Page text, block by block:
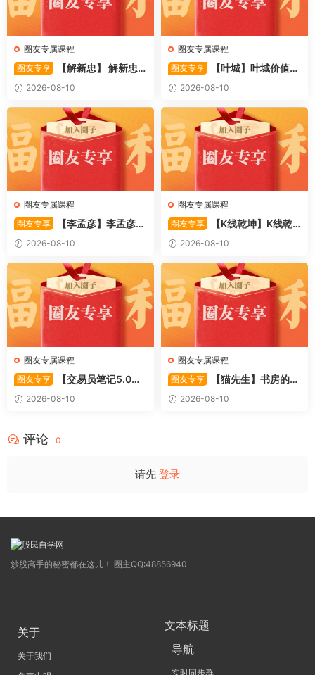
圈友专属课程
圈友专享
【解新忠】 解新忠2
015职业盘手的基础交易系统
8视频
2026-08-10
圈友专属课程
圈友专享
【叶城】叶城价值投
资训练营：D级研究员的交易
系统课 10视频
2026-08-10
圈友专属课程
圈友专享
【李孟彦】李孟彦集
合竞价全攻略 股市行者孙 —
竞价 2PDF文件
2026-08-10
圈友专属课程
圈友专享
【K线乾坤】K线乾
坤–提前发现强势板块 1PDF文
件
2026-08-10
圈友专属课程
圈友专享
【交易员笔记5.0】
高级交易员核心知识笔记 交易
员监管手册 共87页 1PDF文件
2026-08-10
圈友专属课程
圈友专享
【猫先生】书房的猫
先生–如何做好超短线+复盘
(实战技巧买点 战法 7PDF文件
2026-08-10
评论 0
请先 登录
炒股高手的秘密都在这儿！ 圈主QQ:48856940
关于
关于我们
文本标题
导航
实时同步群